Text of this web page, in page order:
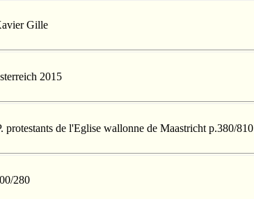
Gille
2015
protestants de l'Eglise wallonne de Maastricht p.380/810
280